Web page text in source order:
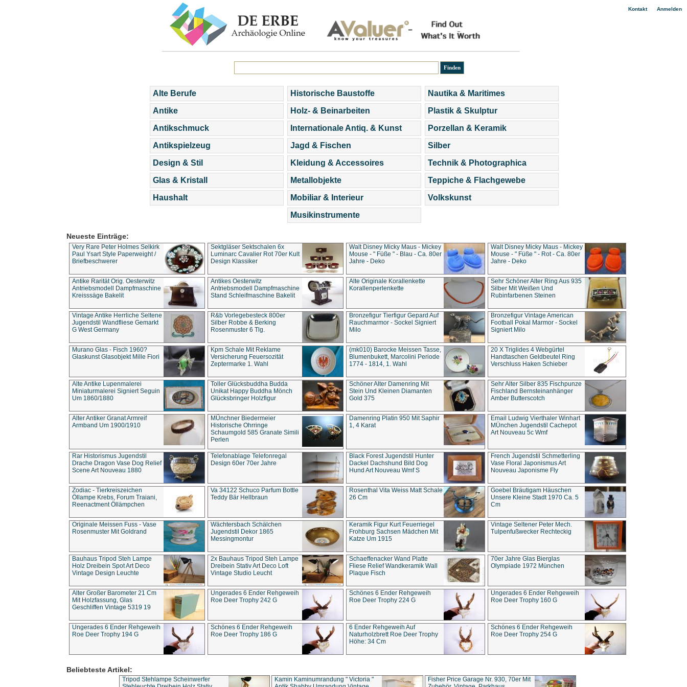
Kontakt| Anmelden
Alte Berufe
Antike
Antikschmuck
Antikspielzeug
Design & Stil
Glas & Kristall
Haushalt
Historische Baustoffe
Holz- & Beinarbeiten
Internationale Antiq. & Kunst
Jagd & Fischen
Kleidung & Accessoires
Metallobjekte
Mobiliar & Interieur
Musikinstrumente
Nautika & Maritimes
Plastik & Skulptur
Porzellan & Keramik
Silber
Technik & Photographica
Teppiche & Flachgewebe
Volkskunst
Neueste Einträge:
Very Rare Peter Holmes Selkirk
Paul Ysart Style Paperweight /
Briefbeschwerer
Sektgläser Sektschalen 6x
Luminarc Cavalier Rot 70er Kult
Design Klassiker
Walt Disney Micky Maus - Mickey
Mouse - " Füße " - Blau - Ca. 80er
Jahre - Deko
Walt Disney Micky Maus - Mickey
Mouse - " Füße " - Rot - Ca. 80er
Jahre - Deko
Antike Rarität Orig. Oesterwitz
Antriebsmodell Dampfmaschine
Kreisssäge Bakelit
Antikes Oesterwitz
Antriebsmodell Dampfmaschine
Stand Schleifmaschine Bakelit
Alte Originale Korallenkette
Korallenperlenkette
Sehr Schöner Alter Ring Aus 935
Silber Mit Weißen Und
Rubinfarbenen Steinen
Vintage Antike Herrliche Seltene
Jugendstil Wandfliese Gemarkt
G West Germany
R&b Vorlegebesteck 800er
Silber Robbe & Berking
Rosenmuster 6 Tlg.
Bronzefigur Tierfigur Gepard Auf
Rauchmarmor - Sockel Signiert
Milo
Bronzefigur Vintage American
Football Pokal Marmor - Sockel
Signiert Milo
Murano Glas - Fisch 1960?
Glaskunst Glasobjekt Mille Fiori
Kpm Schale Mit Reklame
Versicherung Feuersozität
Zeptermarke 1. Wahl
(mk010) Barocke Meissen Tasse,
Blumenbukett, Marcolini Periode
1774 - 1814, 1. Wahl
20 X Triglides 4 Webgürtel
Handtaschen Geldbeutel Ring
Verschluss Haken Schieber
Alte Antike Lupenmalerei
Miniaturmalerei Signiert Seguin
Um 1860/1880
Toller Glücksbuddha Budda
Unikat Happy Buddha Mönch
Glücksbringer Holzfigur
Schöner Alter Damenring Mit
Stein Und Kleinen Diamanten
Gold 375
Sehr Alter Silber 835 Fischpunze
Fischland Bernsteinanhänger
Amber Butterscotch
Alter Antiker Granat Armreif
Armband Um 1900/1910
MÜnchner Biedermeier
Historische Ohrringe
Schaumgold 585 Granate Simili
Perlen
Damenring Platin 950 Mit Saphir
1, 4 Karat
Email Ludwig Vierthaler Winhart
MÜnchen Jugendstil Cachepot
Art Nouveau 5c Wmf
Rar Historismus Jugendstil
Drache Dragon Vase Dog Relief
Scene Art Nouveau 1880
Telefonablage Telefonregal
Design 60er 70er Jahre
Black Forest Jugendstil Hunter
Dackel Dachshund Bild Dog
Hund Art Nouveau Wmf S
French Jugendstil Schmetterling
Vase Floral Japonismus Art
Nouveau Japonisme Fly
Zodiac - Tierkreiszeichen
Öllampe Krebs, Forum Traiani,
Reenactment Öllämpchen
Va 34122 Schuco Parfum Bottle
Teddy Bär Hellbraun
Rosenthal Vita Weiss Matt Schale
26 Cm
Goebel Bräutigam Häuschen
Unsere Kleine Stadt 1970 Ca. 5
Cm
Originale Meissen Fuss - Vase
Rosenmuster Mit Goldrand
Wächtersbach Schälchen
Jugendstil Dekor 1865
Messingmontur
Keramik Figur Kurt Feuerriegel
Frohburg Sachsen Mädchen Mit
Katze Um 1915
Vintage Seltener Peter Mech.
Tulpenfußwecker Rechteckig
Bauhaus Tripod Steh Lampe
Holz Dreibein Spot Art Deco
Vintage Design Leuchte
2x Bauhaus Tripod Steh Lampe
Dreibein Stativ Art Deco Loft
Vintage Studio Leucht
Schaeffenacker Wand Platte
Fliese Relief Wandkeramik Wall
Plaque Fisch
70er Jahre Glas Bierglas
Olympiade 1972 München
Alter Großer Barometer 21 Cm
Mit Holzfassung, Glas
Geschliffen Vintage 5319 19
Ungerades 6 Ender Rehgeweih
Roe Deer Trophy 242 G
Schönes 6 Ender Rehgeweih
Roe Deer Trophy 224 G
Ungerades 6 Ender Rehgeweih
Roe Deer Trophy 160 G
Ungerades 6 Ender Rehgeweih
Roe Deer Trophy 194 G
Schönes 6 Ender Rehgeweih
Roe Deer Trophy 186 G
6 Ender Rehgeweih Auf
Naturholzbrett Roe Deer Trophy
Höhe: 34 Cm
Schönes 6 Ender Rehgeweih
Roe Deer Trophy 254 G
Beliebteste Artikel:
Tripod Stehlampe Scheinwerfer
Kamin Kaminumrandung " Victoria "
Fisher Price Garage Nr. 930, 70er Mit